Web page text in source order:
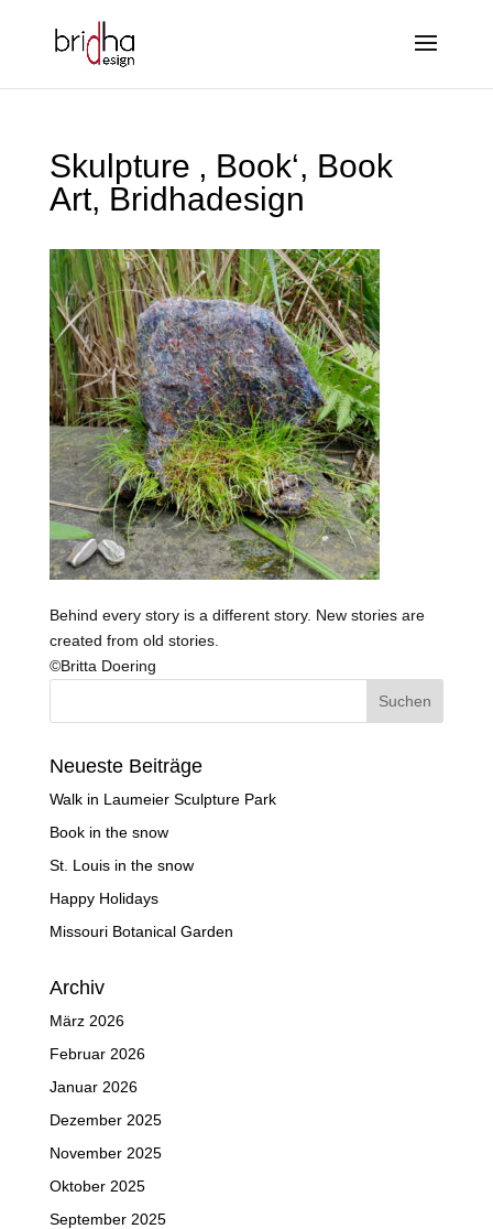
Skulpture ‚ Book‘, Book
Art, Bridhadesign
Behind every story is a different story. New stories are
created from old stories.
©Britta Doering
Neueste Beiträge
Walk in Laumeier Sculpture Park
Book in the snow
St. Louis in the snow
Happy Holidays
Missouri Botanical Garden
Archiv
März 2026
Februar 2026
Januar 2026
Dezember 2025
November 2025
Oktober 2025
September 2025